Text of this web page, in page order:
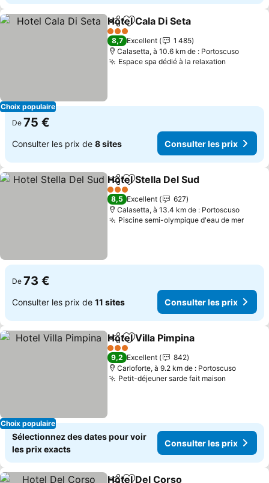
Choix populaire
PartagerAjouter à mes favoris
Hotel Cala Di Seta
3 Étoiles
8,7 Excellent
1 485
Calasetta, à 10.6 km de : Portoscuso
Espace spa dédié à la relaxation
De 75 €
Consulter les prix de 8 sites Consulter les prix
PartagerAjouter à mes favoris
Hotel Stella Del Sud
3 Étoiles
8,5 Excellent
627
Calasetta, à 13.4 km de : Portoscuso
Piscine semi-olympique d'eau de mer
De 73 €
Consulter les prix de 11 sites Consulter les prix
Choix populaire
PartagerAjouter à mes favoris
Hotel Villa Pimpina
3 Étoiles
9,2 Excellent
842
Carloforte, à 9.2 km de : Portoscuso
Petit-déjeuner sarde fait maison
Sélectionnez des dates pour voir
les prix exacts
Consulter les prix
Hotel Del Corso